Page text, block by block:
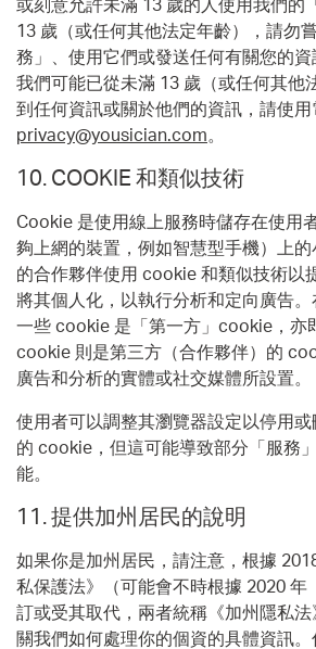
或刻意允許未滿 13 歲的人使用我們的
13 歲（或任何其他法定年齡），請勿
務」、使用它們或發送任何有關您的
我們可能已從未滿 13 歲（或任何其他
到任何資訊或關於他們的資訊，請使用
privacy@yousician.com。
10. COOKIE 和類似技術
Cookie 是使用線上服務時儲存在使用
夠上網的裝置，例如智慧型手機）上
的合作夥伴使用 cookie 和類似技術以
將其個人化，以執行分析和定向廣告
一些 cookie 是「第一方」cookie，亦
cookie 則是第三方（合作夥伴）的
廣告和分析的實體或社交媒體所設置。
使用者可以調整其瀏覽器設定以停用
的 cookie，但這可能導致部分「服務
能。
11. 提供加州居民的說明
如果你是加州居民，請注意，根據
私保護法》（可能會不時根據 2020 年
訂或受其取代，兩者統稱《加州隱私
關我們如何處理你的個資的具體資訊